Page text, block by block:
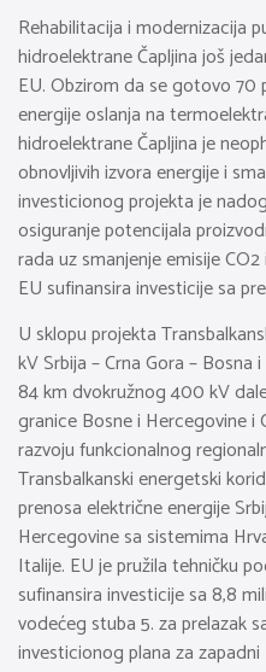
Rehabilitacija i modernizacija
hidroelektrane Čapljina još
EU. Obzirom da se gotovo
energije oslanja na
hidroelektrane Čapljina je
obnovljivih izvora energije i
investicionog projekta je
osiguranje potencijala
rada uz smanjenje emisije
EU sufinansira investicije sa
U sklopu projekta
kV Srbija – Crna Gora –
84 km dvokružnog 400 kV
granice Bosne i Hercegovine i
razvoju funkcionalnog
Transbalkanski energetski
prenosa električne energije
Hercegovine sa sistemima
Italije. EU je pružila tehničku
sufinansira investicije sa 8,8
vodećeg stuba 5. za prelazak
investicionog plana za